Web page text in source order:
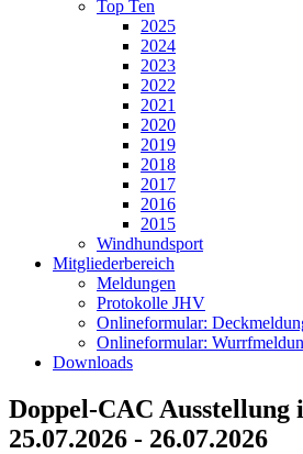
Top Ten
2025
2024
2023
2022
2021
2020
2019
2018
2017
2016
2015
Windhundsport
Mitgliederbereich
Meldungen
Protokolle JHV
Onlineformular:
Onlineformular:
Downloads
Doppel-CAC Ausstellung
25.07.2026 - 26.07.2026